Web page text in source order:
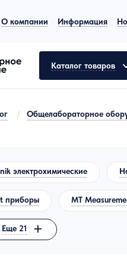
О компании Информация
Каталог товаров
биология
мебель
/ Общелабораторное
электрохимические
приборы MT
Еще 21